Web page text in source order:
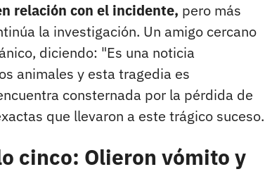
relación con el incidente, pero más
la investigación. Un amigo cercano
diciendo: "Es una noticia
animales y esta tragedia es
consternada por la pérdida de
que llevaron a este trágico suceso.
cinco: Olieron vómito y